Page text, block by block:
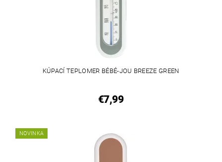
KÚPACÍ TEPLOMER BÉBÉ-JOU BREEZE GREEN
€7,99
NOVINKA